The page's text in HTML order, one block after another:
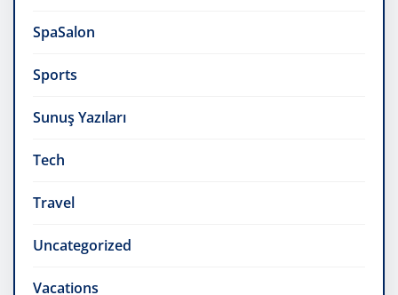
SpaSalon
Sports
Sunuş Yazıları
Tech
Travel
Uncategorized
Vacations